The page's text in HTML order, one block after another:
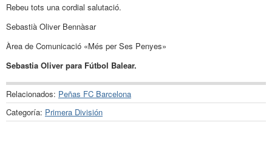
Rebeu tots una cordial salutació.
Sebastià Oliver Bennàsar
Àrea de Comunicació «Més per Ses Penyes»
Sebastia Oliver para Fútbol Balear.
Relacionados: Peñas FC Barcelona
Categoría: Primera División